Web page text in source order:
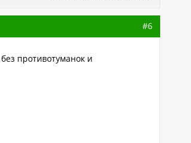
#6
противотуманок и